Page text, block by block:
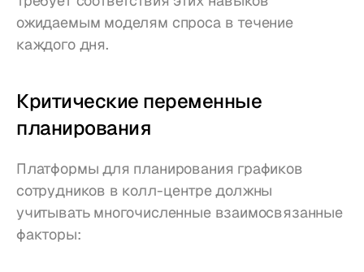
ожидаемым моделям спроса в течение
каждого дня.
Критические переменные
планирования
Платформы для планирования графиков
сотрудников в колл-центре должны
учитывать многочисленные взаимосвязанные
факторы: